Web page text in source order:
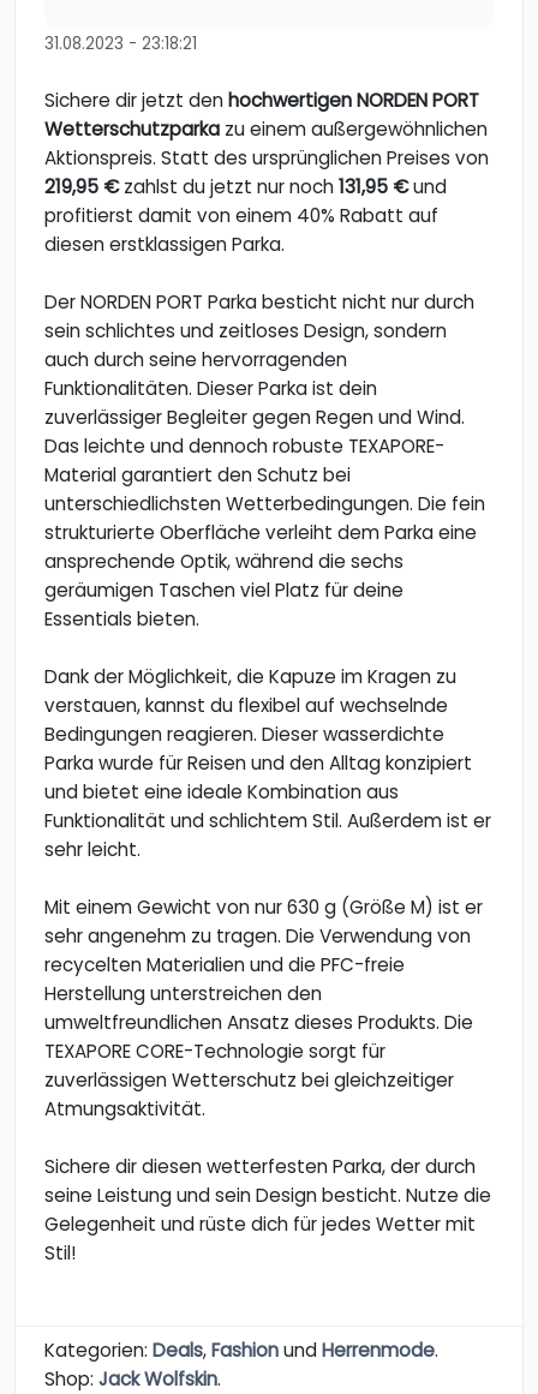
31.08.2023 - 23:18:21
Sichere dir jetzt denhochwertigen NORDEN PORT
Wetterschutzparka zu einem außergewöhnlichen
Aktionspreis. Statt des ursprünglichen Preises von
219,95 €zahlst du jetzt nur noch131,95 €und
profitierst damit von einem 40% Rabatt auf
diesen erstklassigen Parka.
Der NORDEN PORT Parka besticht nicht nur durch
sein schlichtes und zeitloses Design, sondern
auch durch seine hervorragenden
Funktionalitäten. Dieser Parka ist dein
zuverlässiger Begleiter gegen Regen und Wind.
Das leichte und dennoch robuste TEXAPORE-
Material garantiert den Schutz bei
unterschiedlichsten Wetterbedingungen. Die fein
strukturierte Oberfläche verleiht dem Parka eine
ansprechende Optik, während die sechs
geräumigen Taschen viel Platz für deine
Essentials bieten.
Dank der Möglichkeit, die Kapuze im Kragen zu
verstauen, kannst du flexibel auf wechselnde
Bedingungen reagieren. Dieser wasserdichte
Parka wurde für Reisen und den Alltag konzipiert
und bietet eine ideale Kombination aus
Funktionalität und schlichtem Stil. Außerdem ist er
sehr leicht.
Mit einem Gewicht von nur 630 g (Größe M) ist er
sehr angenehm zu tragen. Die Verwendung von
recycelten Materialien und die PFC-freie
Herstellung unterstreichen den
umweltfreundlichen Ansatz dieses Produkts. Die
TEXAPORE CORE-Technologie sorgt für
zuverlässigen Wetterschutz bei gleichzeitiger
Atmungsaktivität.
Sichere dir diesen wetterfesten Parka, der durch
seine Leistung und sein Design besticht. Nutze die
Gelegenheit und rüste dich für jedes Wetter mit
Stil!
Kategorien: Deals,FashionundHerrenmode.
Shop: Jack Wolfskin.